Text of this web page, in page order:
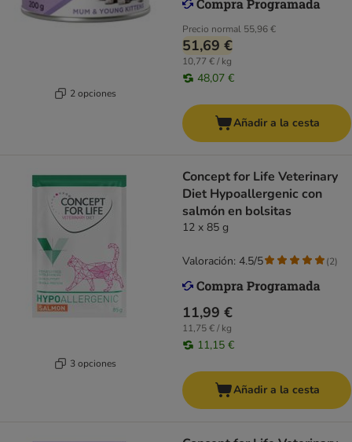
2 opciones
Precio normal 55,96 €
51,69 €
10,77 € / kg
48,07 €
Añadir a la cesta
3 opciones
Concept for Life Veterinary
Diet Hypoallergenic con
salmón en bolsitas
12 x 85 g
11,99 €
11,75 € / kg
11,15 €
Valoración: 4.5/5 (2)
Añadir a la cesta